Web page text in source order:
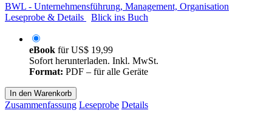
BWL - Unternehmensführung, Management, Organisation
Leseprobe & Details
Blick ins Buch
eBook fürUS$ 19,99
Sofort herunterladen. Inkl. MwSt.
Format: PDF – für alle Geräte
In den Warenkorb
Zusammenfassung Leseprobe Details